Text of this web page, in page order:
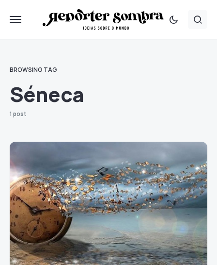
BROWSING TAG
Séneca
1 post